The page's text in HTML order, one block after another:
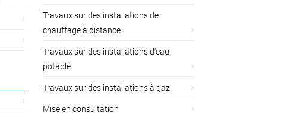
Travaux sur des installations de
chauffage à distance
Travaux sur des installations d'eau
potable
Travaux sur des installations à gaz
Mise en consultation